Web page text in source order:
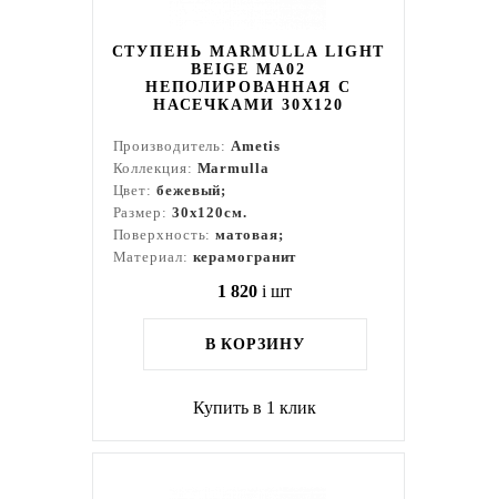
СТУПЕНЬ MARMULLA LIGHT
BEIGE MA02
НЕПОЛИРОВАННАЯ С
НАСЕЧКАМИ 30X120
Производитель:Ametis
Коллекция: Marmulla
Цвет: бежевый;
Размер: 30x120см.
Поверхность:матовая;
Материал: керамогранит
1 820 i шт
В КОРЗИНУ
Купить в 1 клик